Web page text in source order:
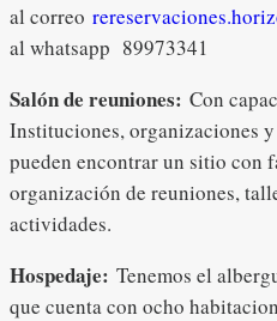
al correo
al whatsapp 89973341
Salón de reuniones: Con
Instituciones, organizaciones
pueden encontrar un sitio con
organización de reuniones,
actividades.
Hospedaje: Tenemos el
que cuenta con ocho